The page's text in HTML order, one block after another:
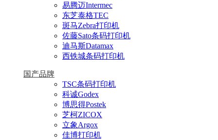
易腾迈Intermec
东芝泰格TEC
斑马Zebra打印机
佐藤Sato条码打印机
迪马斯Datamax
西铁城条码打印机
国产品牌
TSC条码打印机
科诚Godex
博思得Postek
芝柯ZICOX
立象Argox
佳博打印机